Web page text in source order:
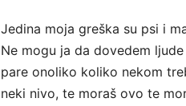
Jedina moja greška su psi i
Ne mogu ja da dovedem
pare onoliko koliko nekom
neki nivo, te moraš ovo te